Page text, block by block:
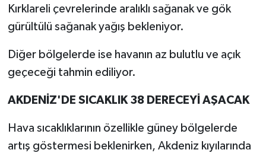
Kırklareli çevrelerinde aralıklı sağanak ve gök
gürültülü sağanak yağış bekleniyor.
Diğer bölgelerde ise havanın az bulutlu ve açık
geçeceği tahmin ediliyor.
AKDENİZ'DE SICAKLIK 38 DERECEYİ AŞACAK
Hava sıcaklıklarının özellikle güney bölgelerde
artış göstermesi beklenirken, Akdeniz kıyılarında